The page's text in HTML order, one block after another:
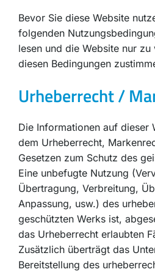
Bevor Sie diese Website
folgenden
lesen und die Website nur
diesen Bedingungen
Urheberrecht /
Die Informationen auf dieser
dem Urheberrecht,
Gesetzen zum Schutz des
Eine unbefugte Nutzung
Übertragung, Verbreitung,
Anpassung, usw.) des
geschützten Werks ist,
das Urheberrecht erlaubten
Zusätzlich überträgt das
Bereitstellung des